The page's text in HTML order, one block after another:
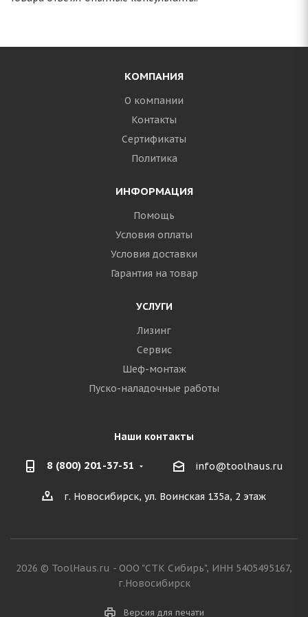
КОМПАНИЯ
О компании
Контакты
Сертификаты
Политика
ИНФОРМАЦИЯ
Помощь
Условия оплаты
Условия доставки
Гарантия на товар
УСЛУГИ
Лизинг
Сервис
Шеф-монтаж
Пуско-наладочные работы
Наши контакты
8 (800) 201-37-51 info@toolhaus.ru
г. Новосибирск, ул. Воинская 135а, 2 этаж
2026 © ToolHaus.ru - ООО "СТК Сибирь", ИНН 5405495167,
г.Новосибирск
Версия для печати